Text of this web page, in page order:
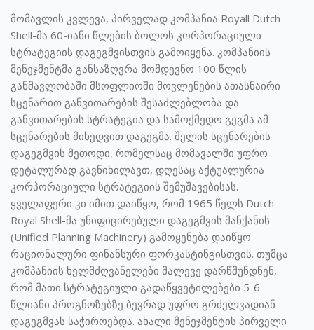
მომავლის კვლევა, პირველად კომპანია Royall Dutch
Shell-მა 60-იანი წლების ბოლოს კორპორაციული
სტრატეგიის დაგეგმვისთვის გამოიყენა. კომპანიის
მენეჯმენტმა განსაზღვრა მომდევნო 100 წლის
განმავლობაში მსოფლიოში მოვლენების ათასნაირი
სცენარით განვითარების შესაძლებლობა და
განვითარების სტრატეგია და სამოქმედო გეგმა ამ
სცენარების მიხედვით დაგეგმა. შელის სცენარების
დაგეგმვის მეთოდი, რომელსაც მომავალში უფრო
დეტალურად გავნიხილავთ, დღესაც აქტუალურია
კორპორაციული სტრატეგიის შემუშავებისას.
ყველაფერი კი იმით დაიწყო, რომ 1965 წელს Dutch
Royal Shell-მა უნიფიცირებული დაგეგმვის მანქანის
(Unified Planning Machinery) გამოყენება დაიწყო
რაციონალური ფინანსური ფორკასტინგისთვის. თუმცა
კომპანიის ხელმძღვანელები მალევე დარწმუნდნენ,
რომ მათი სტრატეგიული გადაწყვეტილებები 5-6
წლიანი პროგნოზებზე ბევრად უფრო გრძელვადიან
დაგეგმვას საჭიროებდა. ახალი მენეჯმენტის პირველი